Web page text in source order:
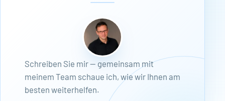
Schreiben Sie mir — gemeinsam mit
meinem Team schaue ich, wie wir Ihnen am
besten weiterhelfen.